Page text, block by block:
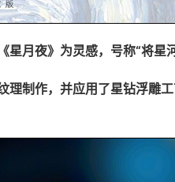
星月夜》为灵感，号称“将星
理制作，并应用了星钻浮雕